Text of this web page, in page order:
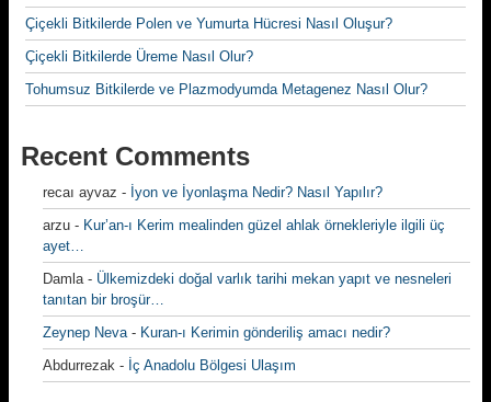
Çiçekli Bitkilerde Polen ve Yumurta Hücresi Nasıl Oluşur?
Çiçekli Bitkilerde Üreme Nasıl Olur?
Tohumsuz Bitkilerde ve Plazmodyumda Metagenez Nasıl Olur?
Recent Comments
recaı ayvaz - İyon ve İyonlaşma Nedir? Nasıl Yapılır?
arzu - Kur’an-ı Kerim mealinden güzel ahlak örnekleriyle ilgili üç
ayet…
Damla- Ülkemizdeki doğal varlık tarihi mekan yapıt ve nesneleri
tanıtan bir broşür…
Zeynep Neva- Kuran-ı Kerimin gönderiliş amacı nedir?
Abdurrezak - İç Anadolu Bölgesi Ulaşım